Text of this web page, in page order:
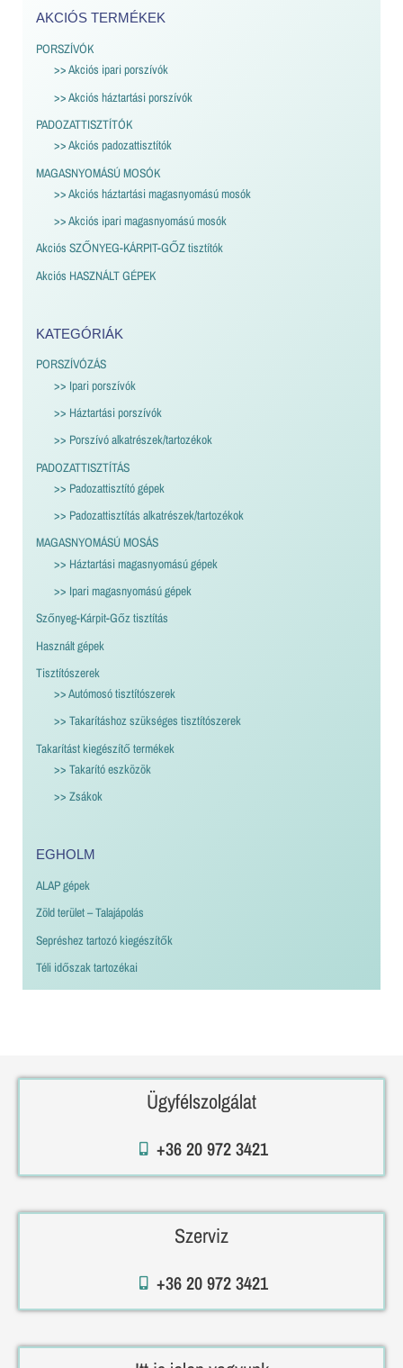
AKCIÓS TERMÉKEK
PORSZÍVÓK
>> Akciós ipari porszívók
>> Akciós háztartási porszívók
PADOZATTISZTÍTÓK
>> Akciós padozattisztítók
MAGASNYOMÁSÚ MOSÓK
>> Akciós háztartási magasnyomású mosók
>> Akciós ipari magasnyomású mosók
Akciós SZŐNYEG-KÁRPIT-GŐZ tisztítók
Akciós HASZNÁLT GÉPEK
KATEGÓRIÁK
PORSZÍVÓZÁS
>> Ipari porszívók
>> Háztartási porszívók
>> Porszívó alkatrészek/tartozékok
PADOZATTISZTÍTÁS
>> Padozattisztító gépek
>> Padozattisztítás alkatrészek/tartozékok
MAGASNYOMÁSÚ MOSÁS
>> Háztartási magasnyomású gépek
>> Ipari magasnyomású gépek
Szőnyeg-Kárpit-Gőz tisztítás
Használt gépek
Tisztítószerek
>> Autómosó tisztítószerek
>> Takarításhoz szükséges tisztítószerek
Takarítást kiegészítő termékek
>> Takarító eszközök
>> Zsákok
EGHOLM
ALAP gépek
Zöld terület – Talajápolás
Sepréshez tartozó kiegészítők
Téli időszak tartozékai
Ügyfélszolgálat
+36 20 972 3421
Szerviz
+36 20 972 3421